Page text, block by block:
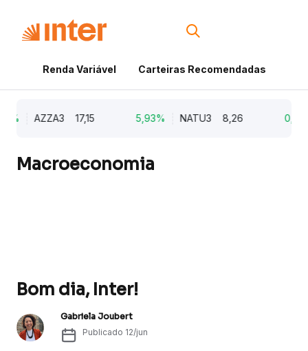
Renda Variável Carteiras Recomendadas
AZZA3 17,15 5,93% NATU3 8,26 0,98%
Macroeconomia
Bom dia, Inter!
Gabriela Joubert
Publicado 12/jun